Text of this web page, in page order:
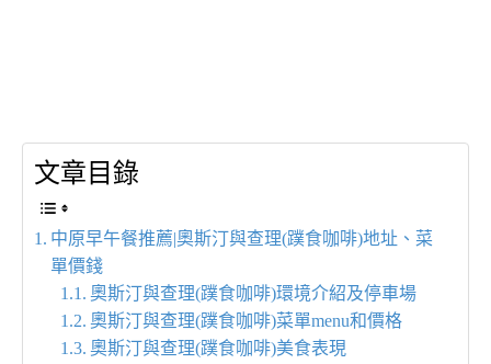
文章目錄
中原早午餐推薦|奧斯汀與查理(蹼食咖啡)地址、菜
單價錢
奧斯汀與查理(蹼食咖啡)環境介紹及停車場
奧斯汀與查理(蹼食咖啡)菜單menu和價格
奧斯汀與查理(蹼食咖啡)美食表現